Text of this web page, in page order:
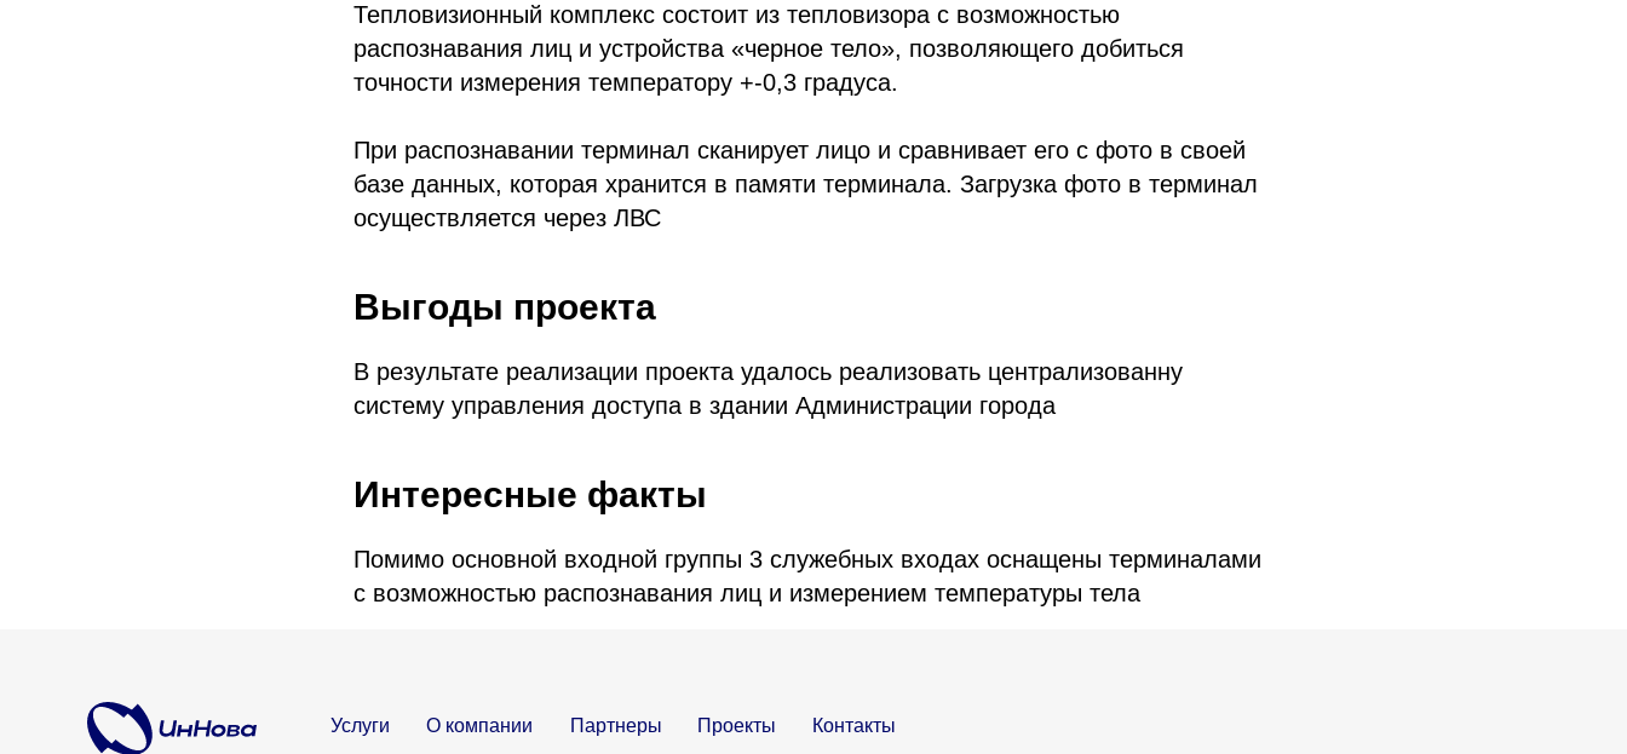
Тепловизионный комплекс состоит из тепловизора с возможностью
распознавания лиц и устройства «черное тело», позволяющего добиться
точности измерения температору +-0,3 градуса.
При распознавании терминал сканирует лицо и сравнивает его с фото в своей
базе данных, которая хранится в памяти терминала. Загрузка фото в терминал
осуществляется через ЛВС
Выгоды проекта
В результате реализации проекта удалось реализовать централизованну
систему управления доступа в здании Администрации города
Интересные факты
Помимо основной входной группы 3 служебных входах оснащены терминалами
с возможностью распознавания лиц и измерением температуры тела
О компании Партнеры Проекты Контакты
Услуги